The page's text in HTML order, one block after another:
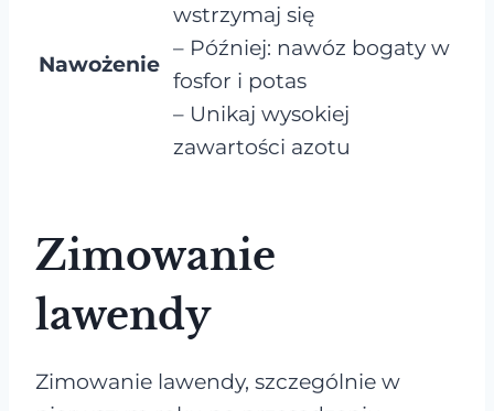
Nawożenie
wstrzymaj się
– Później: nawóz bogaty w
fosfor i potas
– Unikaj wysokiej
zawartości azotu
Zimowanie
lawendy
Zimowanie lawendy, szczególnie w